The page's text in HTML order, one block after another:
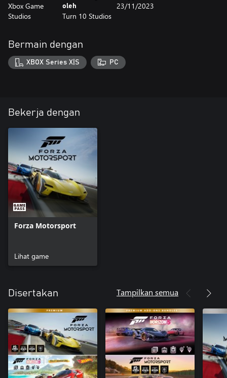
Xbox Game
Studios
oleh
Turn 10 Studios
23/11/2023
Bermain dengan
XBOX Series X|S PC
Bekerja dengan
Forza Motorsport
Lihat game
Disertakan Tampilkan semua